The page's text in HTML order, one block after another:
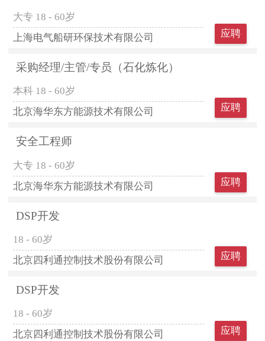
大专 18 - 60岁
上海电气船研环保技术有限公司
应聘
采购经理/主管/专员（石化炼化）
本科 18 - 60岁
北京海华东方能源技术有限公司
应聘
安全工程师
大专 18 - 60岁
北京海华东方能源技术有限公司
应聘
DSP开发
18 - 60岁
北京四利通控制技术股份有限公司
应聘
DSP开发
18 - 60岁
北京四利通控制技术股份有限公司
应聘